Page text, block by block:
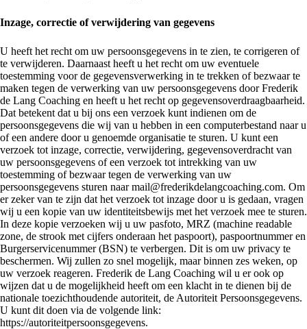
Inzage, correctie of verwijdering van gegevens
U heeft het recht om uw persoonsgegevens in te zien, te corrigeren of
te verwijderen. Daarnaast heeft u het recht om uw eventuele
toestemming voor de gegevensverwerking in te trekken of bezwaar te
maken tegen de verwerking van uw persoonsgegevens door Frederik
de Lang Coaching en heeft u het recht op gegevensoverdraagbaarheid.
Dat betekent dat u bij ons een verzoek kunt indienen om de
persoonsgegevens die wij van u hebben in een computerbestand naar u
of een andere door u genoemde organisatie te sturen. U kunt een
verzoek tot inzage, correctie, verwijdering, gegevensoverdracht van
uw persoonsgegevens of een verzoek tot intrekking van uw
toestemming of bezwaar tegen de verwerking van uw
persoonsgegevens sturen naar mail@frederikdelangcoaching.com. Om
er zeker van te zijn dat het verzoek tot inzage door u is gedaan, vragen
wij u een kopie van uw identiteitsbewijs met het verzoek mee te sturen.
In deze kopie verzoeken wij u uw pasfoto, MRZ (machine readable
zone, de strook met cijfers onderaan het paspoort), paspoortnummer en
Burgerservicenummer (BSN) te verbergen. Dit is om uw privacy te
beschermen. Wij zullen zo snel mogelijk, maar binnen zes weken, op
uw verzoek reageren. Frederik de Lang Coaching wil u er ook op
wijzen dat u de mogelijkheid heeft om een klacht in te dienen bij de
nationale toezichthoudende autoriteit, de Autoriteit Persoonsgegevens.
U kunt dit doen via de volgende link:
https://autoriteitpersoonsgegevens.